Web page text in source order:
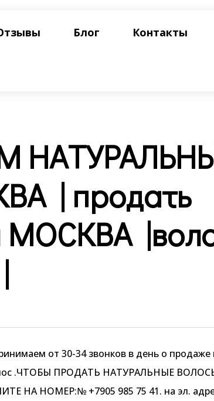
Блог Контакты
| продать
МОСКВА
от 30-34 звонков в день о продаже
.ЧТОБЫ ПРОДАТЬ НАТУРАЛЬНЫЕ
НОМЕР:№ +7905 985 75 41. на эл.